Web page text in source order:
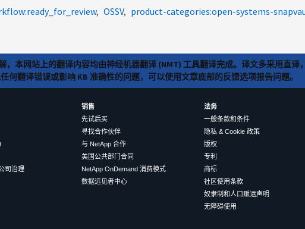
OSSV product-categories:open-systems-
，本网站上的翻译内容均由神经机器翻译 (NMT) 工具翻译完成。译文多采用直
何翻译错误或影响 KB 准确性的问题，可以使用文章底部的反馈选项报告问题。
司治理
销售
先试后买
寻找合作伙伴
与 NetApp 合作
美国公共部门合同
NetApp OnDemand 消费模式
数据远见者中心
法务
一般条款和条件
隐私 & Cookie 政策
版权
专利
商标
社区使用条款
奴隶制和人口贩运声明
无障碍使用